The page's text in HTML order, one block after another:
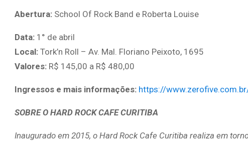
Abertura: School Of Rock Band e Roberta Louise
Data: 1° de abril
Local: Tork’n Roll – Av. Mal. Floriano Peixoto, 1695
Valores: R$ 145,00 a R$ 480,00
Ingressos e mais informações: https://
SOBRE O HARD ROCK CAFE CURITIBA
Inaugurado em 2015, o Hard Rock Cafe Curitiba realiza em